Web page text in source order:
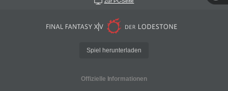
Spiel herunterladen
Offizielle Informationen